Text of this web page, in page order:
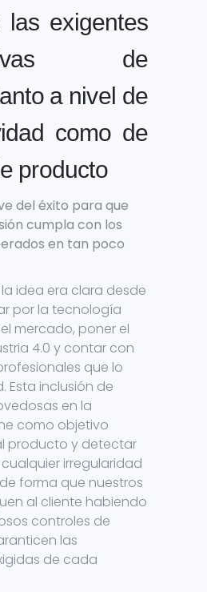
las exigentes
de
a nivel de
como de
producto
del éxito para que
cumpla con los
en tan poco
idea era clara desde
por la tecnología
mercado, poner el
4.0 y contar con
que lo
Esta inclusión de
en la
como objetivo
producto y detectar
irregularidad
forma que nuestros
al cliente habiendo
controles de
las
de cada